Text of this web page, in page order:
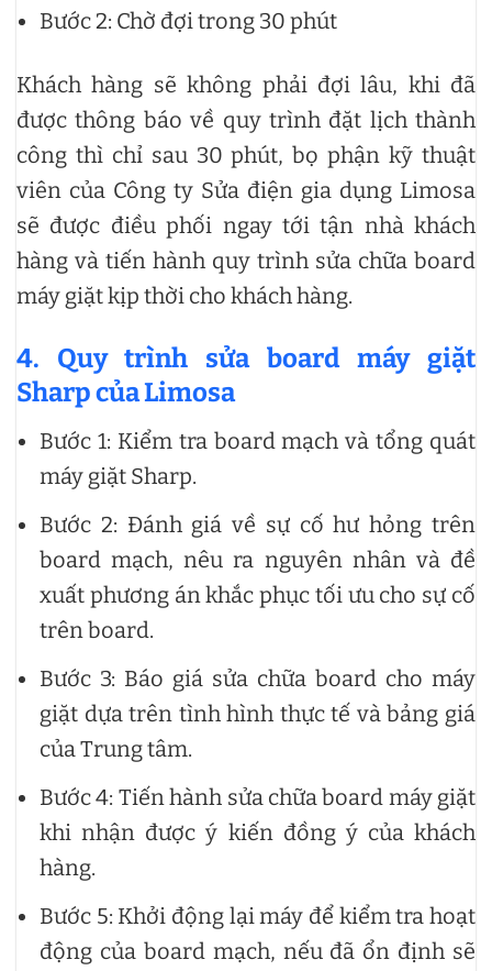
Bước 2: Chờ đợi trong 30 phút
Khách hàng sẽ không phải đợi lâu, khi đã
được thông báo về quy trình đặt lịch thành
công thì chỉ sau 30 phút, bọ phận kỹ thuật
viên của Công ty Sửa điện gia dụng Limosa
sẽ được điều phối ngay tới tận nhà khách
hàng và tiến hành quy trình sửa chữa board
máy giặt kịp thời cho khách hàng.
4. Quy trình sửa board máy giặt
Sharp của Limosa
Bước 1: Kiểm tra board mạch và tổng quát
máy giặt Sharp.
Bước 2: Đánh giá về sự cố hư hỏng trên
board mạch, nêu ra nguyên nhân và đề
xuất phương án khắc phục tối ưu cho sự cố
trên board.
Bước 3: Báo giá sửa chữa board cho máy
giặt dựa trên tình hình thực tế và bảng giá
của Trung tâm.
Bước 4: Tiến hành sửa chữa board máy giặt
khi nhận được ý kiến đồng ý của khách
hàng.
Bước 5: Khởi động lại máy để kiểm tra hoạt
động của board mạch, nếu đã ổn định sẽ